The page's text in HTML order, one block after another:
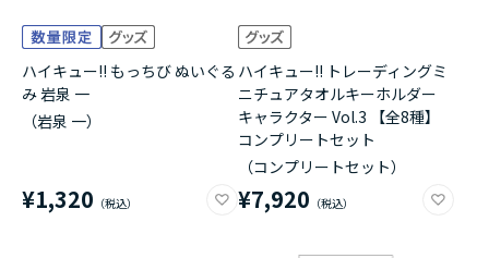
ハイキュー!! もっちび ぬいぐる
み 岩泉 一
（岩泉 一）
¥1,320
ハイキュー!! トレーディングミ
ニチュアタオルキーホルダー
キャラクター Vol.3 【全8種】
コンプリートセット
（コンプリートセット）
¥7,920